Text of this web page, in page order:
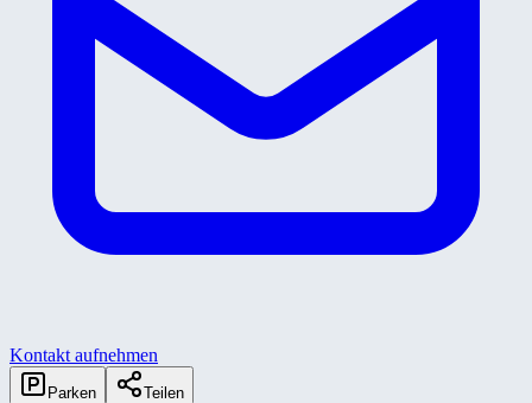
Kontakt aufnehmen
Parken Teilen